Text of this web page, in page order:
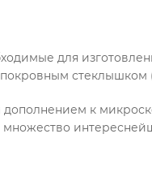
для
стеклышком
к